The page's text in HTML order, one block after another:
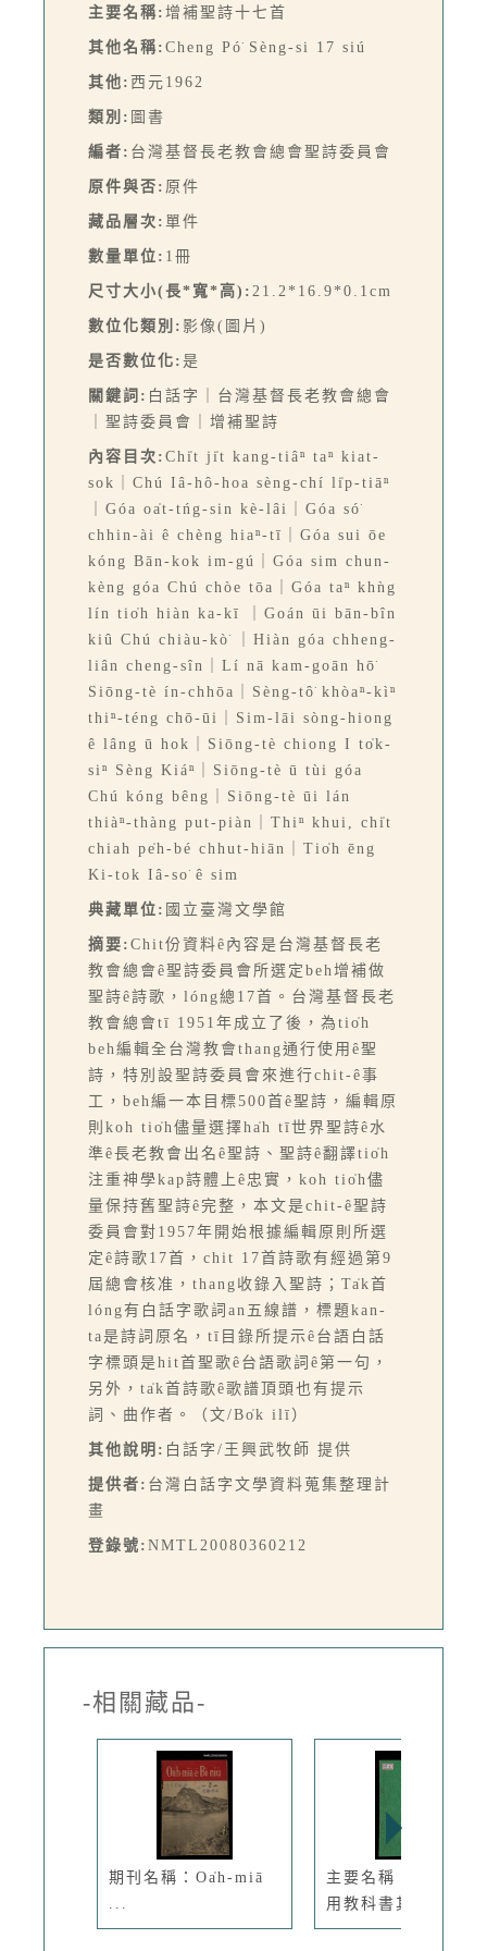
主要名稱: 增補聖詩十七首
其他名稱: Cheng Pó͘ Sèng-si 17 siú
其他: 西元1962
類別: 圖書
編者: 台灣基督長老教會總會聖詩委員會
原件與否: 原件
藏品層次: 單件
數量單位: 1冊
尺寸大小(長*寬*高): 21.2*16.9*0.1cm
數位化類別: 影像(圖片)
是否數位化: 是
關鍵詞: 白話字｜台灣基督長老教會總會
｜聖詩委員會｜增補聖詩
內容目次: Chi̍t ji̍t kang-tiâⁿ taⁿ kiat-
sok｜Chú Iâ-hô-hoa sèng-chí li̍p-tiāⁿ
｜Góa oa̍t-tńg-sin kè-lâi｜Góa só͘
chhin-ài ê chèng hiaⁿ-tī｜Góa sui ōe
kóng Bān-kok im-gú｜Góa sim chun-
kèng góa Chú chòe tōa｜Góa taⁿ khǹg
lín tio̍h hiàn ka-kī ｜Goán ūi bān-bîn
kiû Chú chiàu-kò͘ ｜Hiàn góa chheng-
liân cheng-sîn｜Lí nā kam-goān hō͘
Siōng-tè ín-chhōa｜Sèng-tô͘ khòaⁿ-kìⁿ
thiⁿ-téng chō-ūi｜Sim-lāi sòng-hiong
ê lâng ū hok｜Siōng-tè chiong I to̍k-
siⁿ Sèng Kiáⁿ｜Siōng-tè ū tùi góa
Chú kóng bêng｜Siōng-tè ūi lán
thiàⁿ-thàng put-piàn｜Thiⁿ khui, chi̍t
chiah pe̍h-bé chhut-hiān｜Tio̍h ēng
Ki-tok Iâ-so͘ ê sim
典藏單位: 國立臺灣文學館
摘要: Chit份資料ê內容是台灣基督長老
教會總會ê聖詩委員會所選定beh增補做
聖詩ê詩歌，lóng總17首。台灣基督長老
教會總會tī 1951年成立了後，為tio̍h
beh編輯全台灣教會thang通行使用ê聖
詩，特別設聖詩委員會來進行chit-ê事
工，beh編一本目標500首ê聖詩，編輯原
則koh tio̍h儘量選擇ha̍h tī世界聖詩ê水
準ê長老教會出名ê聖詩、聖詩ê翻譯tio̍h
注重神學kap詩體上ê忠實，koh tio̍h儘
量保持舊聖詩ê完整，本文是chit-ê聖詩
委員會對1957年開始根據編輯原則所選
定ê詩歌17首，chit 17首詩歌有經過第9
屆總會核准，thang收錄入聖詩；Ta̍k首
lóng有白話字歌詞an五線譜，標題kan-
ta是詩詞原名，tī目錄所提示ê台語白話
字標頭是hit首聖歌ê台語歌詞ê第一句，
另外，ta̍k首詩歌ê歌譜頂頭也有提示
詞、曲作者。（文/Bo̍k ilī）
其他說明: 白話字/王興武牧師 提供
提供者: 台灣白話字文學資料蒐集整理計
畫
登錄號: NMTL20080360212
-相關藏品-
期刊名稱：Oa̍h-miā
主要名稱：白話字實
用教科書其...